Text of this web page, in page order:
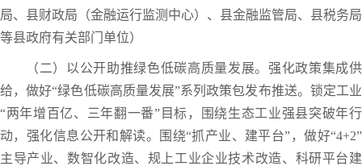
局、县财政局（金融运行监测中心）、县金融监管局、县税务局
等县政府有关部门单位）
（二）以公开助推绿色低碳高质量发展。强化政策集成供
给，做好“绿色低碳高质量发展”系列政策包发布推送。锁定工业
“两年增百亿、三年翻一番”目标，围绕生态工业强县突破年行
动，强化信息公开和解读。围绕“抓产业、建平台”，做好“4+2”
主导产业、数智化改造、规上工业企业技术改造、科研平台建